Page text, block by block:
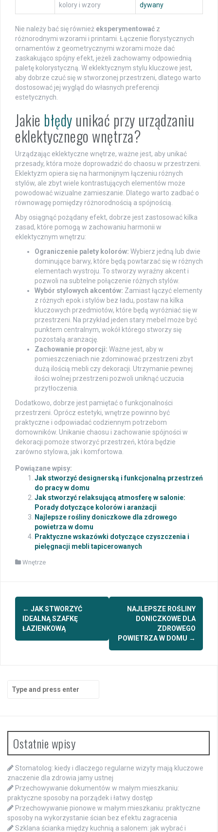
kolory i wzory
dywany
Nie należy bać się również eksperymentować z
różnorodnymi wzorami i printami. Łączenie florystycznych
ornamentów z geometrycznymi wzorami może dać
zaskakująco spójny efekt, jeżeli zachowamy odpowiednią
paletę kolorystyczną. W eklektycznym stylu kluczowe jest,
aby dobrze czuć się w stworzonej przestrzeni, dlatego warto
dostosować jej wygląd do własnych preferencji
estetycznych.
Jakie błędy unikać przy urządzaniu
eklektycznego wnętrza?
Urządzając eklektyczne wnętrze, ważne jest, aby unikać
przesady, która może doprowadzić do chaosu w przestrzeni.
Eklektyzm opiera się na harmonijnym łączeniu różnych
stylów, ale zbyt wiele kontrastujących elementów może
powodować wizualne zamieszanie. Dlatego warto zadbać o
równowagę pomiędzy różnorodnością a spójnością.
Aby osiągnąć pożądany efekt, dobrze jest zastosować kilka
zasad, które pomogą w zachowaniu harmonii w
eklektycznym wnętrzu:
Ograniczenie palety kolorów: Wybierz jedną lub dwie
dominujące barwy, które będą powtarzać się w różnych
elementach wystroju. To stworzy wyraźny akcent i
pozwoli na subtelne połączenie różnych stylów.
Wybór stylowych akcentów: Zamiast łączyć elementy
z różnych epok i stylów bez ładu, postaw na kilka
kluczowych przedmiotów, które będą wyróżniać się w
przestrzeni. Na przykład jeden stary mebel może być
punktem centralnym, wokół którego stworzy się
pozostałą aranżację.
Zachowanie proporcji: Ważne jest, aby w
pomieszczeniach nie zdominować przestrzeni zbyt
dużą ilością mebli czy dekoracji. Utrzymanie pewnej
ilości wolnej przestrzeni pozwoli uniknąć uczucia
przytłoczenia.
Dodatkowo, dobrze jest pamiętać o funkcjonalności
przestrzeni. Oprócz estetyki, wnętrze powinno być
praktyczne i odpowiadać codziennym potrzebom
domowników. Unikanie chaosu i zachowanie spójności w
dekoracji pomoże stworzyć przestrzeń, która będzie
zarówno stylowa, jak i komfortowa.
Powiązane wpisy:
Jak stworzyć designerską i funkcjonalną przestrzeń
do pracy w domu
Jak stworzyć relaksującą atmosferę w salonie:
Porady dotyczące kolorów i aranżacji
Najlepsze rośliny doniczkowe dla zdrowego
powietrza w domu
Praktyczne wskazówki dotyczące czyszczenia i
pielęgnacji mebli tapicerowanych
Wnętrze
Post
navigation
← JAK STWORZYĆ
IDEALNĄ SZAFKĘ
ŁAZIENKOWĄ
NAJLEPSZE ROŚLINY
DONICZKOWE DLA
ZDROWEGO
POWIETRZA W DOMU →
for:
Ostatnie wpisy
Stomatolog: kiedy i dlaczego regularne wizyty mają kluczowe
znaczenie dla zdrowia jamy ustnej
Przechowywanie dokumentów w małym mieszkaniu:
praktyczne sposoby na porządek i łatwy dostęp
Przechowywanie pionowe w małym mieszkaniu: praktyczne
sposoby na wykorzystanie ścian bez efektu zagracenia
Szklana ścianka między kuchnią a salonem: jak wybrać i